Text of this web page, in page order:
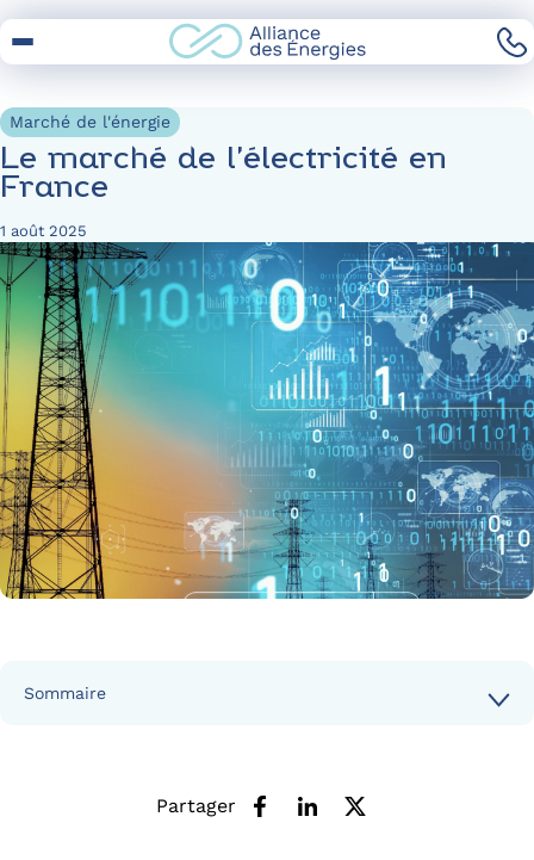
to
Marché de l'énergie
Le marché de l’électricité en
France
1 août 2025
Sommaire
Partager